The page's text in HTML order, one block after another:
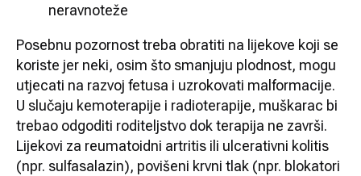
neravnoteže
Posebnu pozornost treba obratiti na lijekove koji se
koriste jer neki, osim što smanjuju plodnost, mogu
utjecati na razvoj fetusa i uzrokovati malformacije.
U slučaju kemoterapije i radioterapije, muškarac bi
trebao odgoditi roditeljstvo dok terapija ne završi.
Lijekovi za reumatoidni artritis ili ulcerativni kolitis
(npr. sulfasalazin), povišeni krvni tlak (npr. blokatori